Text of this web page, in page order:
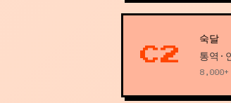
C2
숙달
통역·
8,000+